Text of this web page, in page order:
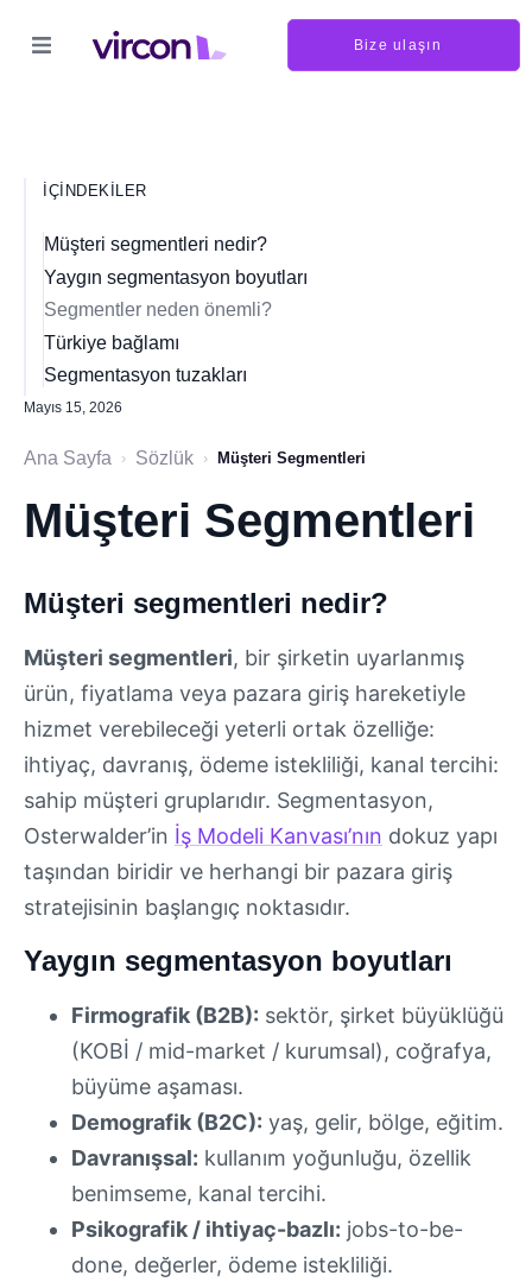
Bize ulaşın
İÇINDEKILER
Müşteri segmentleri nedir?
Yaygın segmentasyon boyutları
Segmentler neden önemli?
Türkiye bağlamı
Segmentasyon tuzakları
Mayıs 15, 2026
Ana Sayfa › Sözlük › Müşteri Segmentleri
Müşteri Segmentleri
Müşteri segmentleri nedir?
Müşteri segmentleri, bir şirketin uyarlanmış
ürün, fiyatlama veya pazara giriş hareketiyle
hizmet verebileceği yeterli ortak özelliğe:
ihtiyaç, davranış, ödeme istekliliği, kanal tercihi:
sahip müşteri gruplarıdır. Segmentasyon,
Osterwalder’in İş Modeli Kanvası’nın dokuz yapı
taşından biridir ve herhangi bir pazara giriş
stratejisinin başlangıç noktasıdır.
Yaygın segmentasyon boyutları
Firmografik (B2B): sektör, şirket büyüklüğü
(KOBİ / mid-market / kurumsal), coğrafya,
büyüme aşaması.
Demografik (B2C): yaş, gelir, bölge, eğitim.
Davranışsal: kullanım yoğunluğu, özellik
benimseme, kanal tercihi.
Psikografik / ihtiyaç-bazlı: jobs-to-be-
done, değerler, ödeme istekliliği.